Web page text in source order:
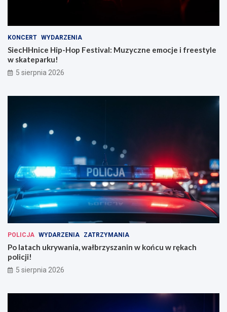
KONCERT WYDARZENIA
SiecHHnice Hip-Hop Festival: Muzyczne emocje i freestyle
w skateparku!
5 sierpnia 2026
POLICJA WYDARZENIA ZATRZYMANIA
Po latach ukrywania, wałbrzyszanin w końcu w rękach
policji!
5 sierpnia 2026